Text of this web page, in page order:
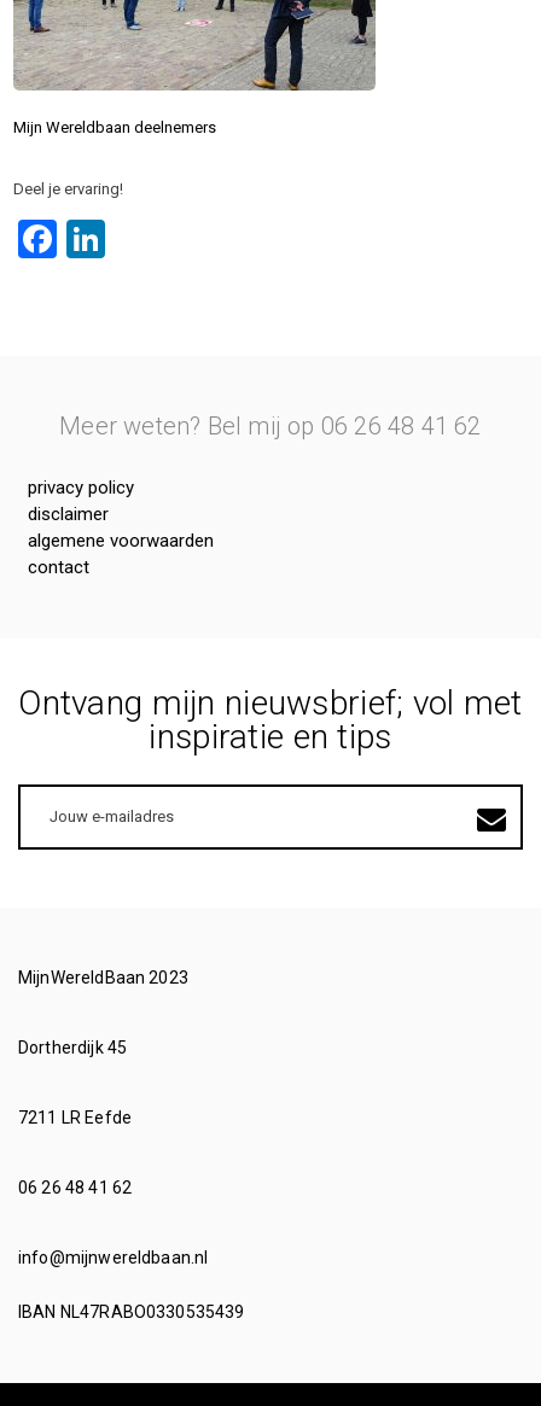
Mijn Wereldbaan deelnemers
Deel je ervaring!
Facebook
Meer weten? Bel mij op 06 26 48 41 62
privacy policy
disclaimer
algemene voorwaarden
contact
Ontvang mijn nieuwsbrief; vol met
inspiratie en tips
mailadres
MijnWereldBaan 2023
Dortherdijk 45
7211 LR Eefde
06 26 48 41 62
info@mijnwereldbaan.nl
IBAN NL47RABO0330535439